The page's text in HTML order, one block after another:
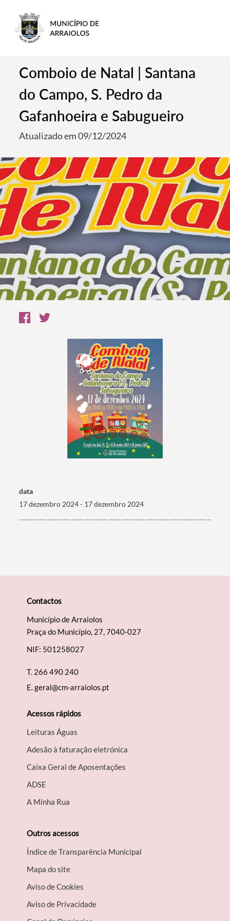
Comboio de Natal | Santana
do Campo, S. Pedro da
Gafanhoeira e Sabugueiro
Atualizado em 09/12/2024
data
17 dezembro 2024 - 17 dezembro 2024
Contactos
Município de Arraiolos
Praça do Município, 27, 7040-027
NIF: 501258027
T. 266 490 240
E.geral@cm-arraiolos.pt
Acessos rápidos
Leituras Águas
Adesão à faturação eletrónica
Caixa Geral de Aposentações
A​DSE
A Minha Rua
Outros acessos
Índice de Transparência Municipal
Mapa do site
Aviso de Cookies
Aviso de Privacidade